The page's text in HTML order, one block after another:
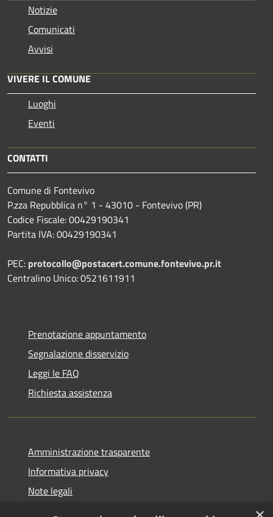
Notizie
Comunicati
Avvisi
VIVERE IL COMUNE
Luoghi
Eventi
CONTATTI
Comune di Fontevivo
P.zza Repubblica n° 1 - 43010 - Fontevivo (PR)
Codice Fiscale: 00429190341
Partita IVA: 00429190341
PEC: protocollo@postacert.comune.fontevivo.pr.it
Centralino Unico: 0521611911
Prenotazione appuntamento
Segnalazione disservizio
Leggi le FAQ
Richiesta assistenza
Amministrazione trasparente
Informativa privacy
Note legali